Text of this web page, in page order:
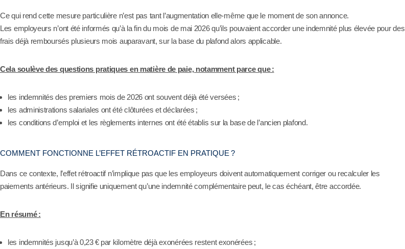
Ce qui rend cette mesure particulière n’est pas tant l’augmentation elle‑même que le moment de son annonce.
Les employeurs n’ont été informés qu’à la fin du mois de mai 2026 qu’ils pouvaient accorder une indemnité plus élevée pour des
frais déjà remboursés plusieurs mois auparavant, sur la base du plafond alors applicable.
Cela soulève des questions pratiques en matière de paie, notamment parce que :
les indemnités des premiers mois de 2026 ont souvent déjà été versées ;
les administrations salariales ont été clôturées et déclarées ;
les conditions d’emploi et les règlements internes ont été établis sur la base de l’ancien plafond.
COMMENT FONCTIONNE L’EFFET RÉTROACTIF EN PRATIQUE ?
Dans ce contexte, l’effet rétroactif n’implique pas que les employeurs doivent automatiquement corriger ou recalculer les
paiements antérieurs. Il signifie uniquement qu’une indemnité complémentaire peut, le cas échéant, être accordée.
En résumé :
les indemnités jusqu’à 0,23 € par kilomètre déjà exonérées restent exonérées ;